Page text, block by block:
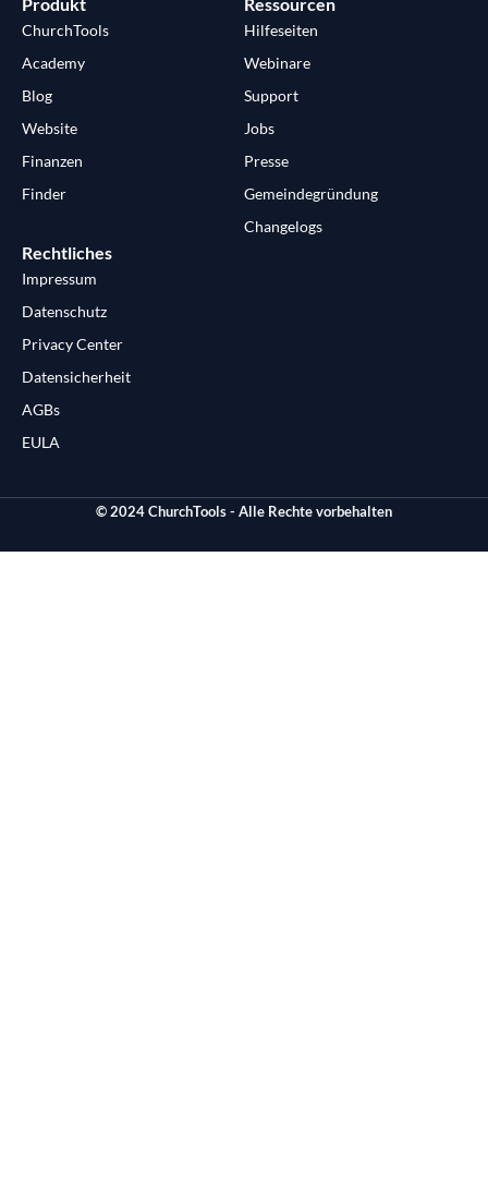
ChurchTools
Academy
Blog
Website
Finanzen
Finder
Hilfeseiten
Webinare
Support
Jobs
Presse
Gemeindegründung
Changelogs
Rechtliches
Impressum
Datenschutz
Privacy Center
Datensicherheit
AGBs
EULA
© 2024 ChurchTools - Alle Rechte vorbehalten